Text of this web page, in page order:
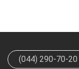
(044) 290-70-20